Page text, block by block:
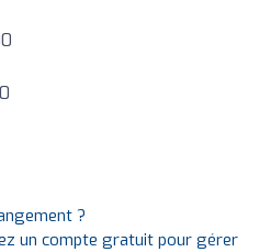
?
un compte gratuit pour gérer